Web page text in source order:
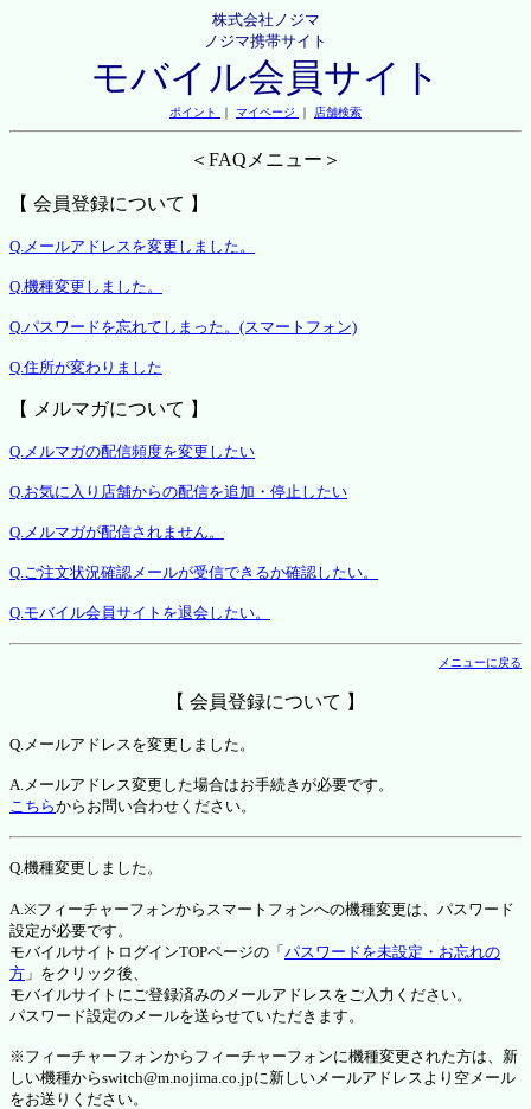
株式会社ノジマ
ノジマ携帯サイト
モバイル会員サイト
ポイント ｜ マイページ ｜ 店舗検索
＜FAQメニュー＞
【 会員登録について 】
Q.メールアドレスを変更しました。
Q.機種変更しました。
Q.パスワードを忘れてしまった。(スマートフォン)
Q.住所が変わりました
【 メルマガについて 】
Q.メルマガの配信頻度を変更したい
Q.お気に入り店舗からの配信を追加・停止したい
Q.メルマガが配信されません。
Q.ご注文状況確認メールが受信できるか確認したい。
Q.モバイル会員サイトを退会したい。
メニューに戻る
【 会員登録について 】
Q.メールアドレスを変更しました。
A.メールアドレス変更した場合はお手続きが必要です。
こちらからお問い合わせください。
Q.機種変更しました。
A.※フィーチャーフォンからスマートフォンへの機種変更は、パスワード
設定が必要です。
モバイルサイトログインTOPページの「 パスワードを未設定・お忘れの
方 」をクリック後、
モバイルサイトにご登録済みのメールアドレスをご入力ください。
パスワード設定のメールを送らせていただきます。
※フィーチャーフォンからフィーチャーフォンに機種変更された方は、新
しい機種からswitch@m.nojima.co.jpに新しいメールアドレスより空メール
をお送りください。